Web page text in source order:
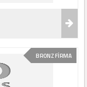
BRONZ FİRMA